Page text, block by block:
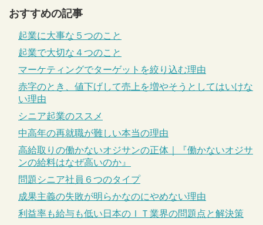
おすすめの記事
起業に大事な５つのこと
起業で大切な４つのこと
マーケティングでターゲットを絞り込む理由
赤字のとき、値下げして売上を増やそうとしてはいけな
い理由
シニア起業のススメ
中高年の再就職が難しい本当の理由
高給取りの働かないオジサンの正体｜『働かないオジサ
ンの給料はなぜ高いのか』
問題シニア社員６つのタイプ
成果主義の失敗が明らかなのにやめない理由
利益率も給与も低い日本のＩＴ業界の問題点と解決策